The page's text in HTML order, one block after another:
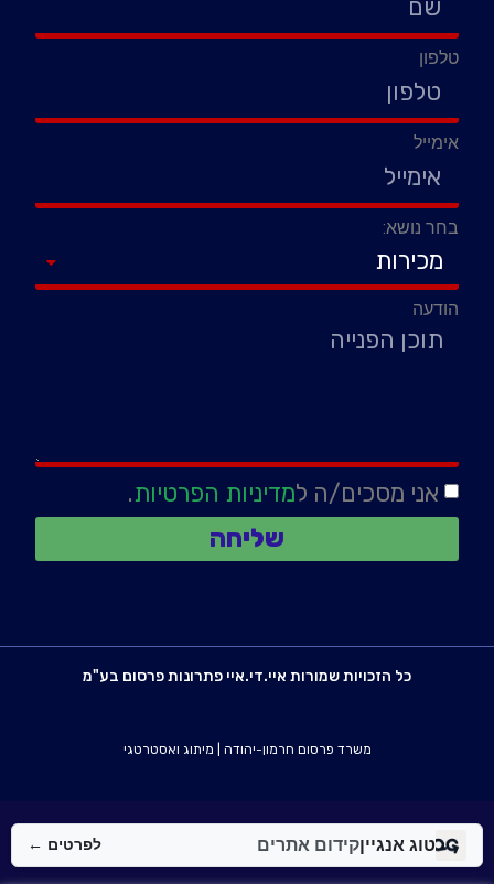
טלפון
אימייל
בחר נושא:
הודעה
אני מסכים/ה למדיניות הפרטיות.
שליחה
כל הזכויות שמורות איי.די.איי פתרונות פרסום בע"מ
משרד פרסום חרמון-יהודה מיתוג ואסטרטגי
טוג אנגייןקידום אתרים לפרטים ←